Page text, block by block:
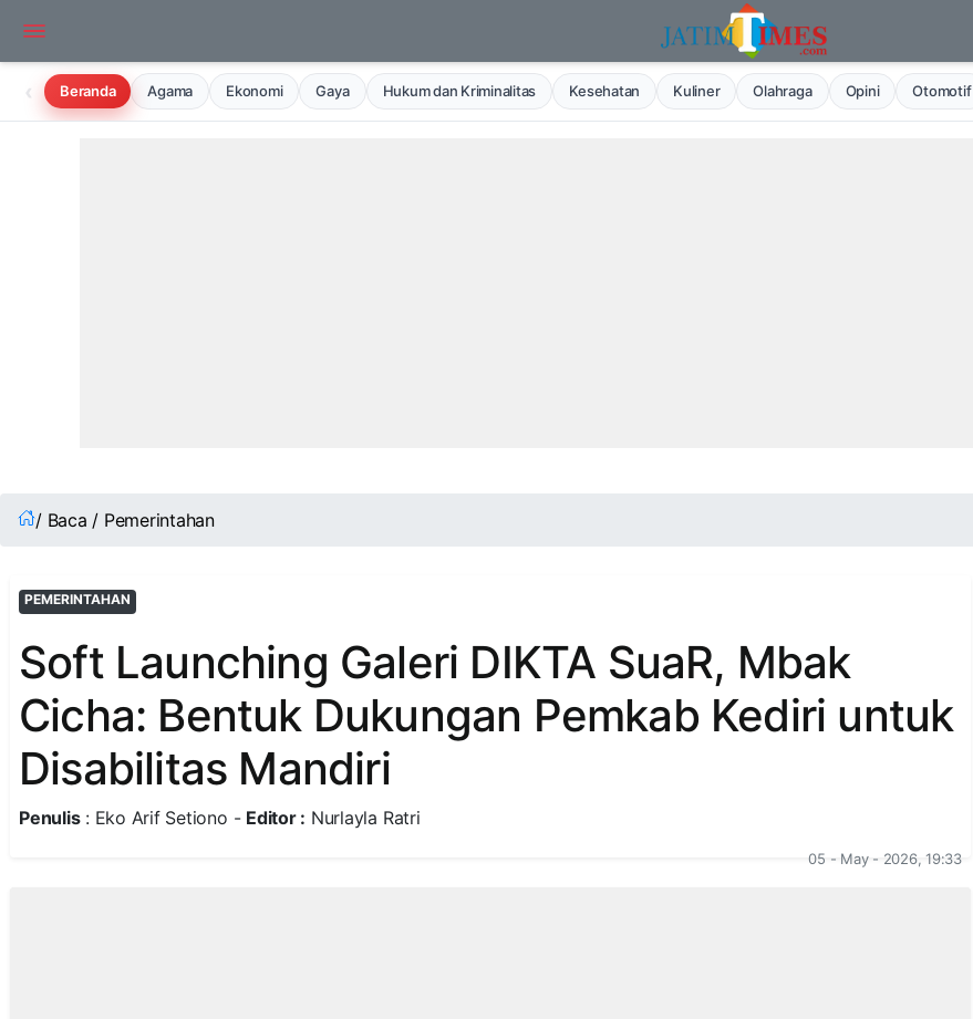
‹ Beranda Agama Ekonomi Gaya Hukum dan Kriminalitas Kesehatan Kuliner Olahraga Opini Otomotif
/ Baca / Pemerintahan
PEMERINTAHAN
Soft Launching Galeri DIKTA SuaR, Mbak
Cicha: Bentuk Dukungan Pemkab Kediri untuk
Disabilitas Mandiri
Penulis: Eko Arif Setiono - Editor : Nurlayla Ratri
05 - May - 2026, 19:33